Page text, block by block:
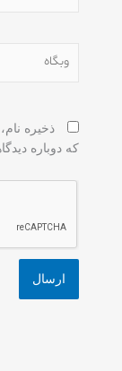
ذخیره
که دوباره